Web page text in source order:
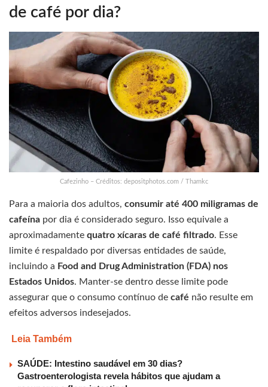
de café por dia?
Cafezinho – Créditos: depositphotos.com / Thamkc
Para a maioria dos adultos, consumir até 400 miligramas de
cafeína por dia é considerado seguro. Isso equivale a
aproximadamente quatro xícaras de café filtrado. Esse
limite é respaldado por diversas entidades de saúde,
incluindo a Food and Drug Administration (FDA) nos
Estados Unidos. Manter-se dentro desse limite pode
assegurar que o consumo contínuo de café não resulte em
efeitos adversos indesejados.
Leia Também
SAÚDE: Intestino saudável em 30 dias?
Gastroenterologista revela hábitos que ajudam a